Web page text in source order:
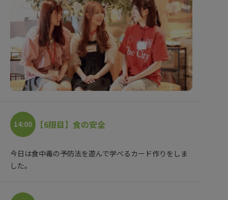
14:00 【6限目】食の安全
今日は食中毒の予防法を遊んで学べるカード作りをしま
した。